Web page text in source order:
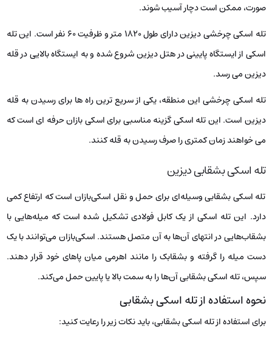
صورت، ممکن است دچار آسیب شوند.
تله اسکی چرخشی دیزین دارای طول 1820 متر و ظرفیت 60 نفر است. این تله
اسکی از ایستگاه پایینی در هتل دیزین شروع شده و به ایستگاه بالایی در قله
دیزین می رسد.
تله اسکی چرخشی این منطقه، یکی از سریع ترین راه ها برای رسیدن به قله
دیزین است. این تله اسکی گزینه مناسبی برای اسکی بازان حرفه ای است که
می خواهند زمان کمتری را صرف رسیدن به قله کنند.
تله اسکی بشقابی دیزین
تله اسکی بشقابی وسیله‌ای برای حمل و نقل اسکی‌بازان است که ارتفاع کمی
دارد. این تله اسکی از یک کابل فولادی تشکیل شده است که میله‌هایی با
بشقاب‌هایی در انتهای آن‌ها به آن متصل هستند. اسکی‌بازان می‌توانند با یک
دست میله را گرفته و بشقابک را مانند اهرمی میان پاهای خود قرار دهند.
سپس، تله اسکی بشقابی آن‌ها را به سمت بالا یا پایین حمل می‌کند.
نحوه استفاده از تله اسکی بشقابی
برای استفاده از تله اسکی بشقابی، باید نکات زیر را رعایت کنید: